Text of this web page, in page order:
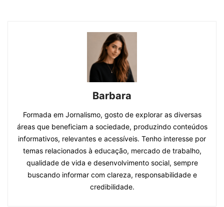
Barbara
Formada em Jornalismo, gosto de explorar as diversas
áreas que beneficiam a sociedade, produzindo conteúdos
informativos, relevantes e acessíveis. Tenho interesse por
temas relacionados à educação, mercado de trabalho,
qualidade de vida e desenvolvimento social, sempre
buscando informar com clareza, responsabilidade e
credibilidade.